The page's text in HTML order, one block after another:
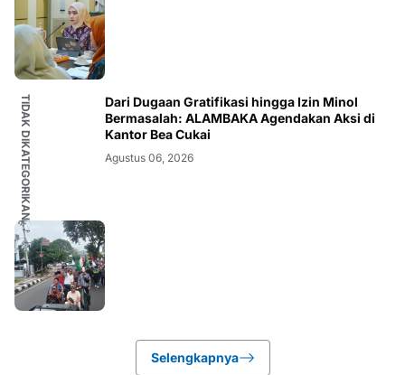
TIDAK DIKATEGORIKAN
Dari Dugaan Gratifikasi hingga Izin Minol
Bermasalah: ALAMBAKA Agendakan Aksi di
Kantor Bea Cukai
Agustus 06, 2026
Selengkapnya